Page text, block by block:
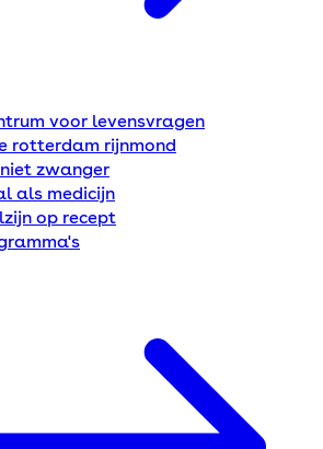
voor levensvragen
rotterdam rijnmond
zwanger
als medicijn
op recept